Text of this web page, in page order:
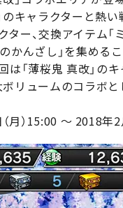
のキャラクターと熱
ター、交換アイテム
かんざし」を集める
回は「薄桜鬼 真改」
ボリュームのコラボ
月）15:00 ～ 2018年2